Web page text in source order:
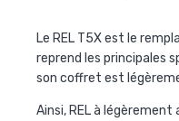
Le REL T5X est le
reprend les principales
son coffret est
Ainsi, REL à